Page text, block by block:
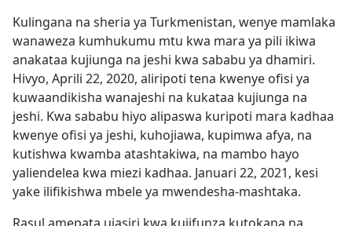
Kulingana na sheria ya Turkmenistan, wenye mamlaka
wanaweza kumhukumu mtu kwa mara ya pili ikiwa
anakataa kujiunga na jeshi kwa sababu ya dhamiri.
Hivyo, Aprili 22, 2020, aliripoti tena kwenye ofisi ya
kuwaandikisha wanajeshi na kukataa kujiunga na
jeshi. Kwa sababu hiyo alipaswa kuripoti mara kadhaa
kwenye ofisi ya jeshi, kuhojiawa, kupimwa afya, na
kutishwa kwamba atashtakiwa, na mambo hayo
yaliendelea kwa miezi kadhaa. Januari 22, 2021, kesi
yake ilifikishwa mbele ya mwendesha-mashtaka.